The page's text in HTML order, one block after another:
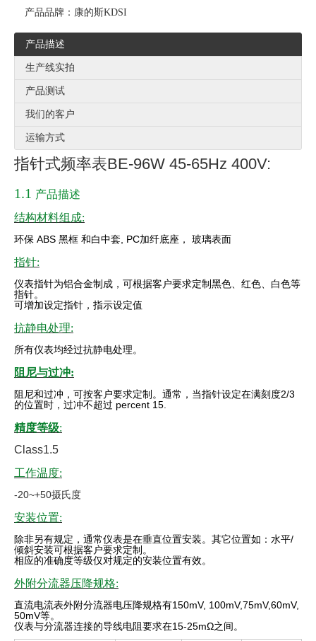
产品品牌： 康的斯KDSI
产品描述
生产线实拍
产品测试
我们的客户
运输方式
指针式频率表BE-96W 45-65Hz 400V:
1.1 产品描述
结构材料组成:
环保 ABS 黑框 和白中套 , PC加纤底座， 玻璃表面
指针:
仪表指针为铝合金制成，可根据客户要求定制黑色、红色、白色等
指针。
可增加设定指针，指示设定值
抗静电处理:
所有仪表均经过抗静电处理。
阻尼与过冲:
阻尼和过冲，可按客户要求定制。通常，当指针设定在满刻度2/3
的位置时，过冲不超过 percent 15.
精度等级:
Class1.5
工作温度:
-20~+50摄氏度
安装位置:
除非另有规定，通常仪表是在垂直位置安装。其它位置如：水平/
倾斜安装可根据客户要求定制。
相应的准确度等级仅对规定的安装位置有效。
外附分流器压降规格:
直流电流表外附分流器电压降规格有150mV, 100mV,75mV,60mV,
50mV等。
仪表与分流器连接的导线电阻要求在15-25mΩ之间。